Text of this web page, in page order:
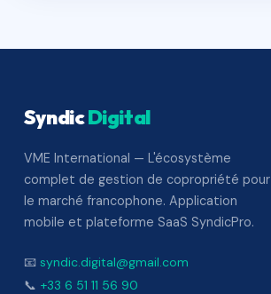
SyndicDigital
VME International — L'écosystème
complet de gestion de copropriété pour
le marché francophone. Application
mobile et plateforme SaaS SyndicPro.
📧 syndic.digital@gmail.com
📞 +33 6 51 11 56 90